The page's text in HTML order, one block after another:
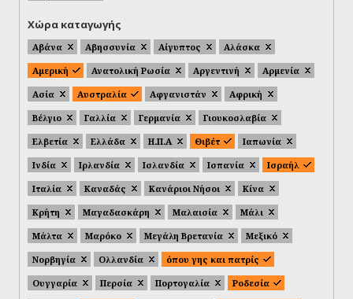
Χώρα καταγωγής
Αβάνα Αβησσυνία Αίγυπτος
Αλάσκα
Αμερική
Ανατολική Ρωσία Αργεντινή
Αρμενία
Ασία
Αυστραλία Αφγανιστάν
Αφρική
Βέλγιο
Γαλλία Γερμανία
Γιουκοσλαβία
Ελβετία
Ελλάδα Η.Π.Α Θιβέτ
Ιαπωνία
Ινδία
Ιρλανδία Ισλανδία Ισπανία
Ισραήλ
Ιταλία
Καναδάς Κανάριοι Νήσοι
Κίνα
Κρήτη
Μαγαδασκάρη Μαλαισία
Μάλι
Μάλτα
Μαρόκο Μεγάλη Βρετανία
Μεξικό
Νορβηγία
Ολλανδία
όπου γης και πατρίς
Ουγγαρία
Περσία Πορτογαλία
Ροδεσία